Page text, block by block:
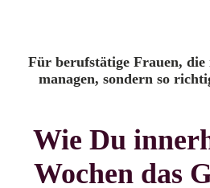
Für berufstätige Frauen,
managen, sondern so
Wie Du
Wochen das